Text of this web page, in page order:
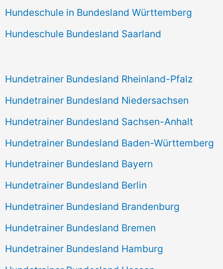
Hundeschule in Bundesland Württemberg
Hundeschule Bundesland Saarland
Hundetrainer Bundesland Rheinland-Pfalz
Hundetrainer Bundesland Niedersachsen
Hundetrainer Bundesland Sachsen-Anhalt
Hundetrainer Bundesland Baden-Württemberg
Hundetrainer Bundesland Bayern
Hundetrainer Bundesland Berlin
Hundetrainer Bundesland Brandenburg
Hundetrainer Bundesland Bremen
Hundetrainer Bundesland Hamburg